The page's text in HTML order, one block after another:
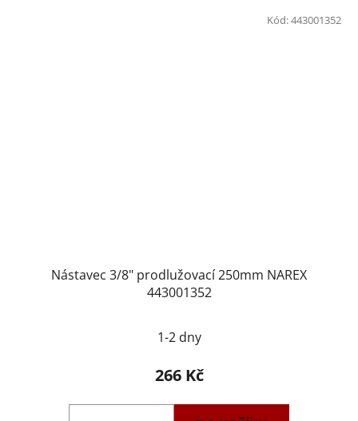
Nástavec 3/8" prodlužovací 250mm NAREX
443001352
1-2 dny
266 Kč
Kód:443001352